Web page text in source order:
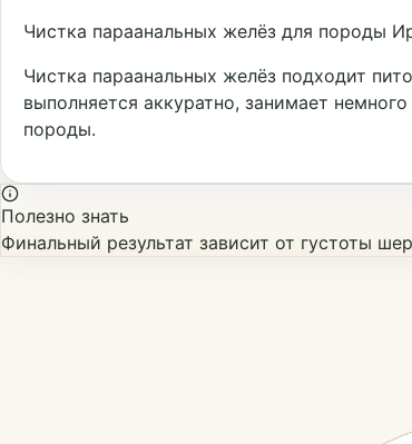
Чистка параанальных желёз для породы
Чистка параанальных желёз подходит
выполняется аккуратно, занимает
породы.
Полезно знать
Финальный результат зависит от густоты